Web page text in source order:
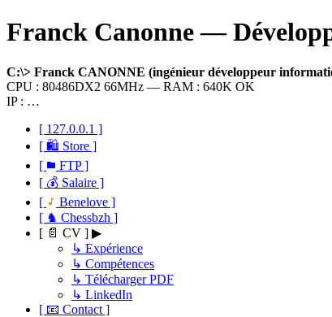
Franck Canonne —
C:\> Franck CANONNE (ingénieur développeur
CPU : 80486DX2 66MHz — RAM : 640K OK
IP : …
[ 127.0.0.1 ]
[ 🛍 Store ]
[
FTP ]
[ 💰 Salaire ]
[
Benelove ]
[ ♞ Chessbzh ]
[ 📄 CV ] ▶
↳ Expérience
↳ Compétences
↳ Télécharger PDF
↳ LinkedIn
[ 📧 Contact ]